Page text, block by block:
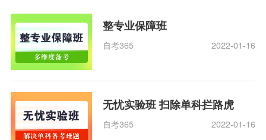
整专业保障班
自考365 2022-01-16
无忧实验班 扫除单科拦路虎
自考365 2022-01-16